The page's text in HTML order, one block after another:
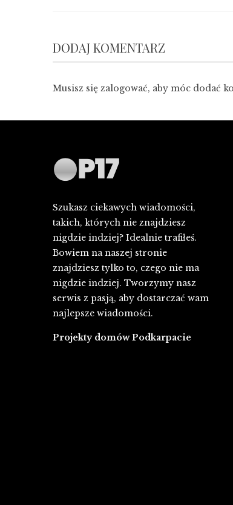
DODAJ KOMENTARZ
Musisz się zalogować, aby móc dodać
Szukasz ciekawych wiadomości,
takich, których nie znajdziesz
nigdzie indziej? Idealnie trafiłeś.
Bowiem na naszej stronie
znajdziesz tylko to, czego nie ma
nigdzie indziej. Tworzymy nasz
serwis z pasją, aby dostarczać wam
najlepsze wiadomości.
Projekty domów Podkarpacie